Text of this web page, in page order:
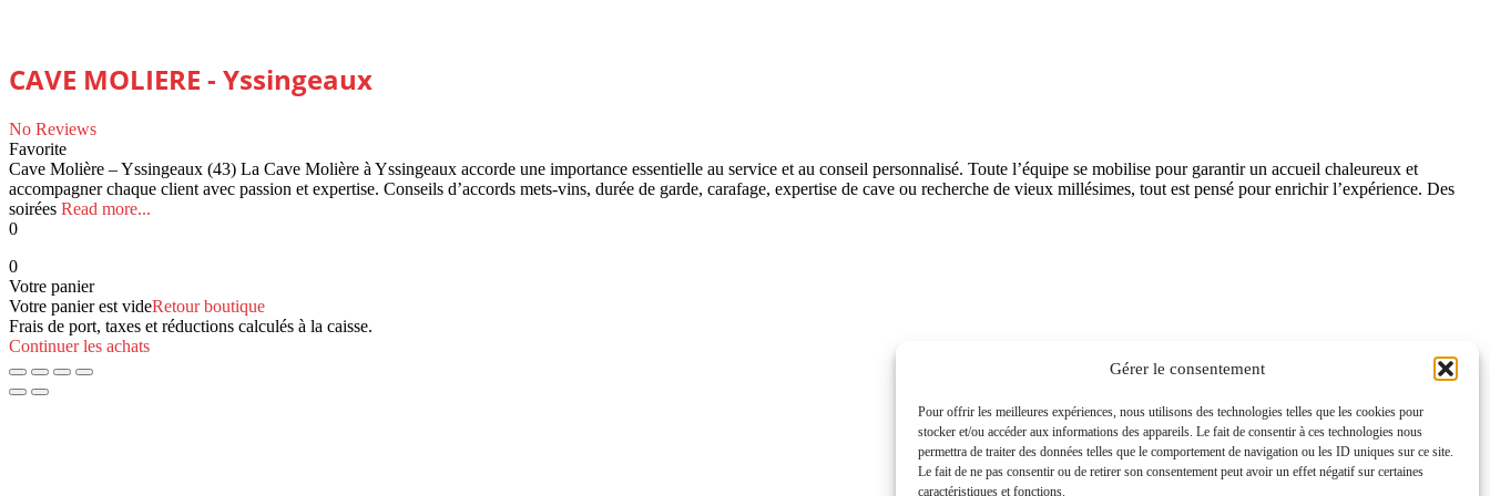
Gérer le consentement
Pour offrir les meilleures expériences, nous utilisons des technologies telles que les cookies pour
stocker et/ou accéder aux informations des appareils. Le fait de consentir à ces technologies nous
permettra de traiter des données telles que le comportement de navigation ou les ID uniques sur ce site.
Le fait de ne pas consentir ou de retirer son consentement peut avoir un effet négatif sur certaines
caractéristiques et fonctions.
CAVE MOLIERE - Yssingeaux
No Reviews
Favorite
Cave Molière – Yssingeaux (43) La Cave Molière à Yssingeaux accorde une importance essentielle au service et au conseil personnalisé. Toute l’équipe se mobilise pour garantir un accueil chaleureux et
accompagner chaque client avec passion et expertise. Conseils d’accords mets-vins, durée de garde, carafage, expertise de cave ou recherche de vieux millésimes, tout est pensé pour enrichir l’expérience. Des
soirées Read more...
0
0
Votre panier
Votre panier est videRetour boutique
Frais de port, taxes et réductions calculés à la caisse.
Continuer les achats